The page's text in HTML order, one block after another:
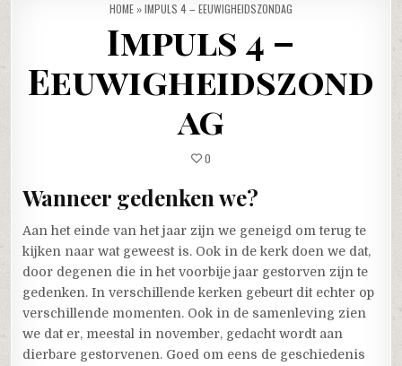
HOME »IMPULS 4 – EEUWIGHEIDSZONDAG
Impuls 4 –
Eeuwigheidszond
ag
0
Wanneer gedenken we?
Aan het einde van het jaar zijn we geneigd om terug te
kijken naar wat geweest is. Ook in de kerk doen we dat,
door degenen die in het voorbije jaar gestorven zijn te
gedenken. In verschillende kerken gebeurt dit echter op
verschillende momenten. Ook in de samenleving zien
we dat er, meestal in november, gedacht wordt aan
dierbare gestorvenen. Goed om eens de geschiedenis